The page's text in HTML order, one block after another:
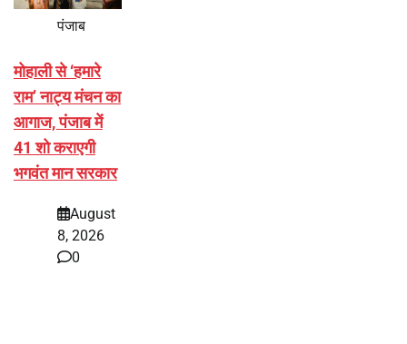
पंजाब
मोहाली से ‘हमारे
राम’ नाट्य मंचन का
आगाज, पंजाब में
41 शो कराएगी
भगवंत मान सरकार
August
8, 2026
0